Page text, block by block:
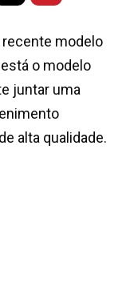
modelo
o modelo
juntar uma
alta qualidade.